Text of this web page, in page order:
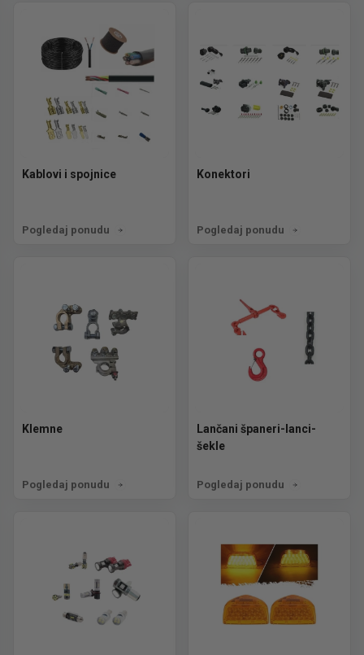
Kablovi i spojnice
Pogledaj ponudu
Konektori
Pogledaj ponudu
Klemne
Pogledaj ponudu
Lančani španeri-lanci-
šekle
Pogledaj ponudu